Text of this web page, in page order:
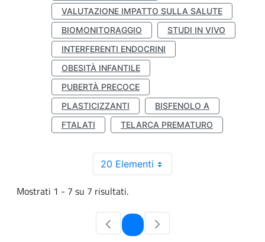
VALUTAZIONE IMPATTO SULLA SALUTE
BIOMONITORAGGIO
STUDI IN VIVO
INTERFERENTI ENDOCRINI
OBESITÀ INFANTILE
PUBERTÀ PRECOCE
PLASTICIZZANTI
BISFENOLO A
FTALATI
TELARCA PREMATURO
20 Elementi
Mostrati 1 - 7 su 7 risultati.
Pagina